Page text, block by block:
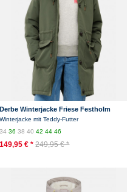
Derbe Winterjacke Friese Festholm
Damen Oliv Grün Parka
Winterjacke mit Teddy-Futter
34363840424446
149,95 € * 249,95 € *